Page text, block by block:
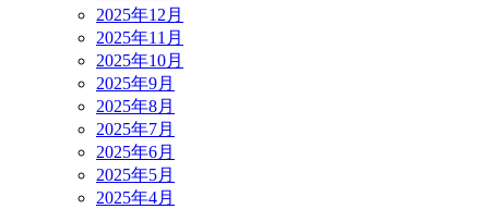
2025年12月
2025年11月
2025年10月
2025年9月
2025年8月
2025年7月
2025年6月
2025年5月
2025年4月